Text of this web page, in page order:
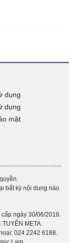
dụng
dụng
mật
bất kỳ nội dung nào
ngày 30/06/2016.
META.
024 2242 6188